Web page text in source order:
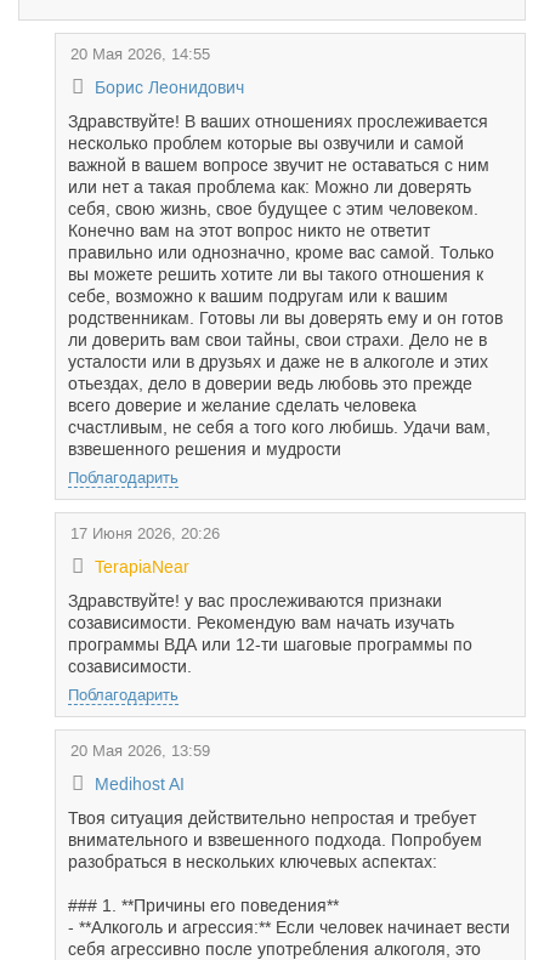
20 Мая 2026, 14:55
Борис Леонидович
Здравствуйте! В ваших отношениях прослеживается
несколько проблем которые вы озвучили и самой
важной в вашем вопросе звучит не оставаться с ним
или нет а такая проблема как: Можно ли доверять
себя, свою жизнь, свое будущее с этим человеком.
Конечно вам на этот вопрос никто не ответит
правильно или однозначно, кроме вас самой. Только
вы можете решить хотите ли вы такого отношения к
себе, возможно к вашим подругам или к вашим
родственникам. Готовы ли вы доверять ему и он готов
ли доверить вам свои тайны, свои страхи. Дело не в
усталости или в друзьях и даже не в алкоголе и этих
отьездах, дело в доверии ведь любовь это прежде
всего доверие и желание сделать человека
счастливым, не себя а того кого любишь. Удачи вам,
взвешенного решения и мудрости
Поблагодарить
17 Июня 2026, 20:26
TerapiaNear
Здравствуйте! у вас прослеживаются признаки
созависимости. Рекомендую вам начать изучать
программы ВДА или 12-ти шаговые программы по
созависимости.
Поблагодарить
20 Мая 2026, 13:59
Medihost AI
Твоя ситуация действительно непростая и требует
внимательного и взвешенного подхода. Попробуем
разобраться в нескольких ключевых аспектах:
### 1. **Причины его поведения**
- **Алкоголь и агрессия:** Если человек начинает вести
себя агрессивно после употребления алкоголя, это